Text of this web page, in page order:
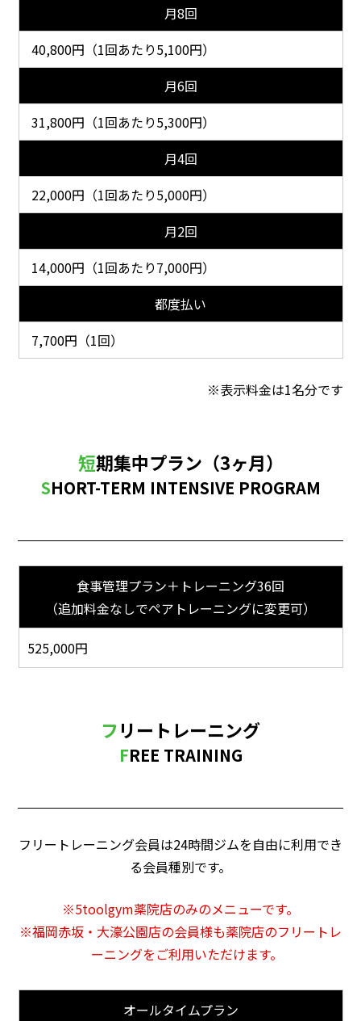
月8回
40,800円（1回あたり5,100円）
月6回
31,800円（1回あたり5,300円）
月4回
22,000円（1回あたり5,000円）
月2回
14,000円（1回あたり7,000円）
都度払い
7,700円（1回）
表示料金は1名分です
短期集中プラン（3ヶ月）
SHORT-TERM INTENSIVE PROGRAM
食事管理プラン＋トレーニング36回
（追加料金なしでペアトレーニングに変更可）
525,000円
フリートレーニング
FREE TRAINING
フリートレーニング会員は24時間ジムを自由に利用でき
る会員種別です。
5toolgym薬院店のみのメニューです。
福岡赤坂・大濠公園店の会員様も薬院店のフリートレ
ーニングをご利用いただけます。
オールタイムプラン